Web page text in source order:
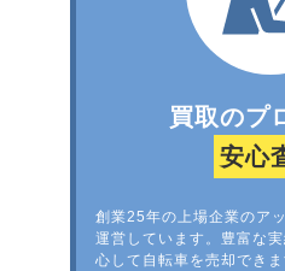
買取のプ
安心
創業25年の上場企業のア
運営しています。豊富な
心して自転車を売却できま